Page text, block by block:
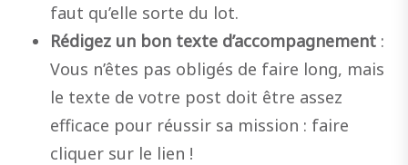
faut qu’elle sorte du lot.
Rédigez un bon texte d’accompagnement :
Vous n’êtes pas obligés de faire long, mais
le texte de votre post doit être assez
efficace pour réussir sa mission : faire
cliquer sur le lien !